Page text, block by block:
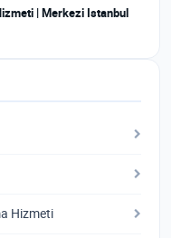
| Merkezi Istanbul
Hizmeti